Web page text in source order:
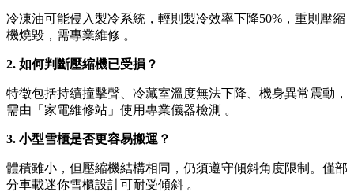
冷凍油可能侵入製冷系統，輕則製冷效率下降50%，重則壓縮
機燒毀，需專業維修 。
2. 如何判斷壓縮機已受損？
特徵包括持續撞擊聲、冷藏室溫度無法下降、機身異常震動，
需由「家電維修站」使用專業儀器檢測 。
3. 小型雪櫃是否更容易搬運？
體積雖小，但壓縮機結構相同，仍須遵守傾斜角度限制。僅部
分車載迷你雪櫃設計可耐受傾斜 。